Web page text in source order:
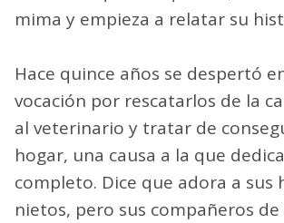
mima y empieza a relatar su
Hace quince años se despertó
vocación por rescatarlos de la
al veterinario y tratar de
hogar, una causa a la que
completo. Dice que adora a sus
nietos, pero sus compañeros